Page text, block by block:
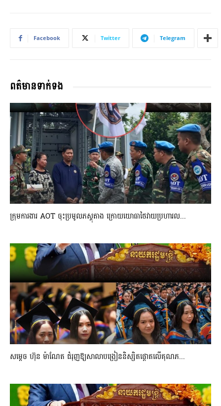
Facebook Twitter Telegram
ពត៌មានទាក់ទង
ក្រុមការងារ AOT ចុះប្រមូលភស្តុតាង ក្រោយយោធាថៃវាយប្រហារល...
សម្តេច ហ៊ុន ម៉ាណែត ជំរុញឱ្យសាលាបង្រៀននិស្សិតផ្តោតលើគុណភ...